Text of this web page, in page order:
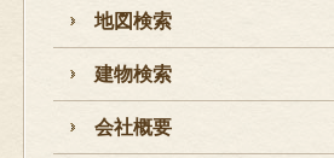
地図検索
建物検索
会社概要